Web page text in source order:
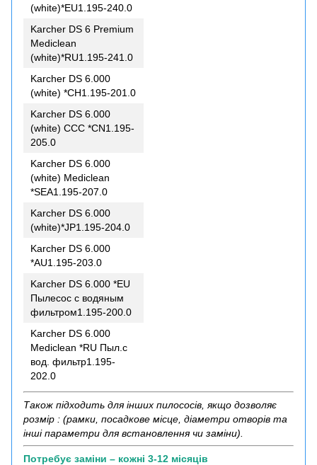
(white)*EU1.195-240.0
Karcher DS 6 Premium
Mediclean
(white)*RU1.195-241.0
Karcher DS 6.000
(white) *CH1.195-201.0
Karcher DS 6.000
(white) CCC *CN1.195-
205.0
Karcher DS 6.000
(white) Mediclean
*SEA1.195-207.0
Karcher DS 6.000
(white)*JP1.195-204.0
Karcher DS 6.000
*AU1.195-203.0
Karcher DS 6.000 *EU
Пылесос с водяным
фильтром1.195-200.0
Karcher DS 6.000
Mediclean *RU Пыл.с
вод. фильтр1.195-
202.0
Також підходить для інших пилососів, якщо дозволяє
розмір : (рамки, посадкове місце, діаметри отворів та
інші параметри для встановлення чи заміни).
Потребує заміни – кожні 3-12 місяців